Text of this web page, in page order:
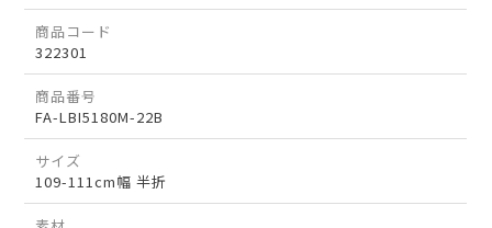
商品コード
322301
商品番号
FA-LBI5180M-22B
サイズ
109-111cm幅 半折